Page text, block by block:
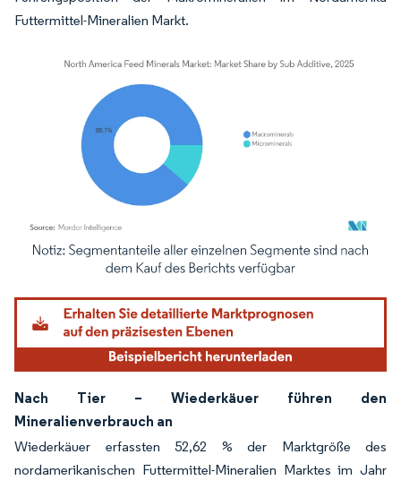
Futtermittel-Mineralien Markt.
Bild © Mordor Intelligence. Wiederverwendung erfordert Namensnennung
Nach Tier – Wiederkäuer führen den
Mineralienverbrauch an
Wiederkäuer erfassten 52,62 % der Marktgröße des
nordamerikanischen Futtermittel-Mineralien Marktes im Jahr